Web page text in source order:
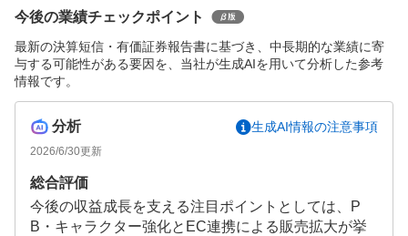
今後の業績チェックポイント
最新の決算短信・有価証券報告書に基づき、中長期的な業績に寄
与する可能性がある要因を、当社が生成AIを用いて分析した参考
情報です。
分析 生成AI情報の注意事項
2026/6/30更新
総合評価
今後の収益成長を支える注目ポイントとしては、P
B・キャラクター強化とEC連携による販売拡大が挙